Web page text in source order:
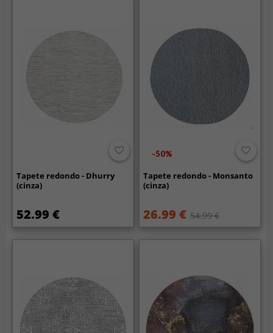
Tapete redondo - Dhurry
(cinza)
52.99 €
-50%
Tapete redondo - Monsanto
(cinza)
26.99 € 54.99 €